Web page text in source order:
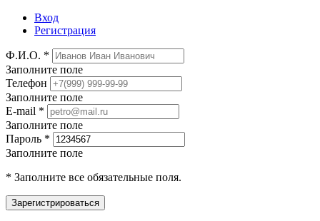
Вход
Регистрация
Ф.И.О. *
Заполните поле
Телефон
Заполните поле
E-mail *
Заполните поле
Пароль *
Заполните поле
* Заполните все обязательные поля.